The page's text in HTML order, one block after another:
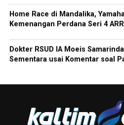
Home Race di Mandalika,
Kemenangan Perdana Seri 4
Dokter RSUD IA Moeis
Sementara usai Komentar soal